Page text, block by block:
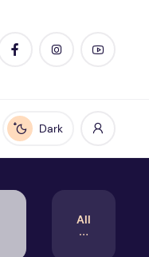
Enable dark mode
Dark
All